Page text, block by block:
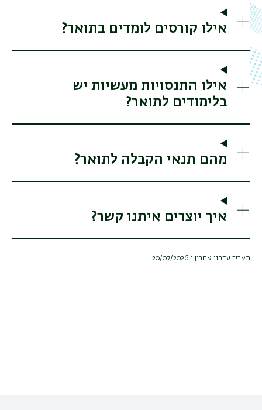
אילו קורסים לומדים בתואר?
אילו התנסויות מעשיות יש
בלימודים לתואר?
מהם תנאי הקבלה לתואר?
איך יוצרים איתנו קשר?
תאריך עדכון אחרון : 20/07/2026